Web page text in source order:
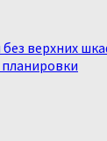
без верхних